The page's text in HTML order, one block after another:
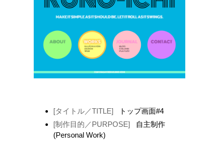
[タイトル／TITLE]
トップ画面#4
[制作目的／PURPOSE]
自主制作
(Personal Work)